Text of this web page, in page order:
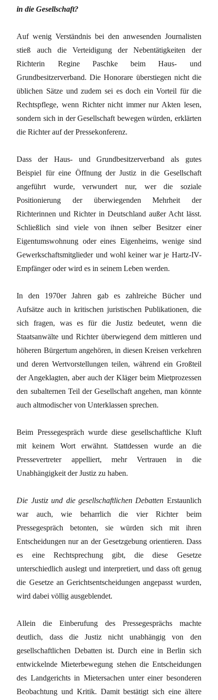
in die Gesellschaft?
Auf wenig Verständnis bei den anwesenden Journalisten
stieß auch die Verteidigung der Nebentätigkeiten der
Richterin Regine Paschke beim Haus- und
Grundbesitzerverband. Die Honorare überstiegen nicht die
üblichen Sätze und zudem sei es doch ein Vorteil für die
Rechtspflege, wenn Richter nicht immer nur Akten lesen,
sondern sich in der Gesellschaft bewegen würden, erklärten
die Richter auf der Pressekonferenz.
Dass der Haus- und Grundbesitzerverband als gutes
Beispiel für eine Öffnung der Justiz in die Gesellschaft
angeführt wurde, verwundert nur, wer die soziale
Positionierung der überwiegenden Mehrheit der
Richterinnen und Richter in Deutschland außer Acht lässt.
Schließlich sind viele von ihnen selber Besitzer einer
Eigentumswohnung oder eines Eigenheims, wenige sind
Gewerkschaftsmitglieder und wohl keiner war je Hartz-IV-
Empfänger oder wird es in seinem Leben werden.
In den 1970er Jahren gab es zahlreiche Bücher und
Aufsätze auch in kritischen juristischen Publikationen, die
sich fragen, was es für die Justiz bedeutet, wenn die
Staatsanwälte und Richter überwiegend dem mittleren und
höheren Bürgertum angehören, in diesen Kreisen verkehren
und deren Wertvorstellungen teilen, während ein Großteil
der Angeklagten, aber auch der Kläger beim Mietprozessen
den subalternen Teil der Gesellschaft angehen, man könnte
auch altmodischer von Unterklassen sprechen.
Beim Pressegespräch wurde diese gesellschaftliche Kluft
mit keinem Wort erwähnt. Stattdessen wurde an die
Pressevertreter appelliert, mehr Vertrauen in die
Unabhängigkeit der Justiz zu haben.
Die Justiz und die gesellschaftlichen Debatten Erstaunlich
war auch, wie beharrlich die vier Richter beim
Pressegespräch betonten, sie würden sich mit ihren
Entscheidungen nur an der Gesetzgebung orientieren. Dass
es eine Rechtsprechung gibt, die diese Gesetze
unterschiedlich auslegt und interpretiert, und dass oft genug
die Gesetze an Gerichtsentscheidungen angepasst wurden,
wird dabei völlig ausgeblendet.
Allein die Einberufung des Pressegesprächs machte
deutlich, dass die Justiz nicht unabhängig von den
gesellschaftlichen Debatten ist. Durch eine in Berlin sich
entwickelnde Mieterbewegung stehen die Entscheidungen
des Landgerichts in Mietersachen unter einer besonderen
Beobachtung und Kritik. Damit bestätigt sich eine ältere